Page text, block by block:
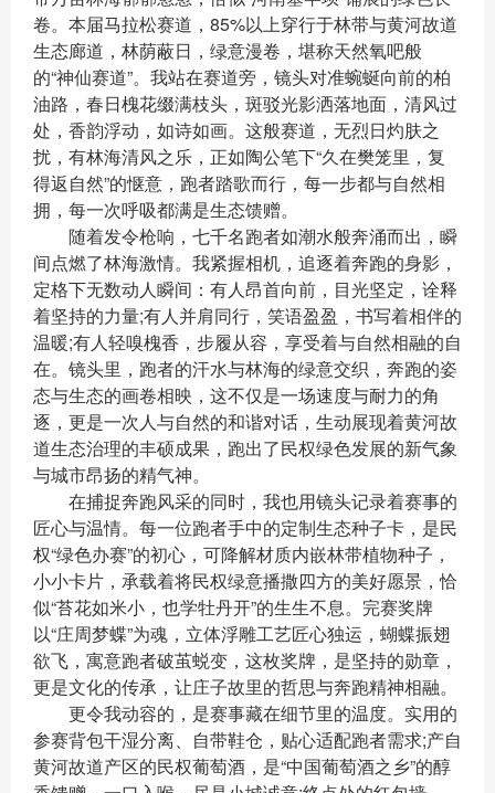
卷。本届马拉松赛道，85%以上穿行于林带与黄河故道
生态廊道，林荫蔽日，绿意漫卷，堪称天然氧吧般
的“神仙赛道”。我站在赛道旁，镜头对准蜿蜒向前的柏
油路，春日槐花缀满枝头，斑驳光影洒落地面，清风过
处，香韵浮动，如诗如画。这般赛道，无烈日灼肤之
扰，有林海清风之乐，正如陶公笔下“久在樊笼里，复
得返自然”的惬意，跑者踏歌而行，每一步都与自然相
拥，每一次呼吸都满是生态馈赠。
随着发令枪响，七千名跑者如潮水般奔涌而出，瞬
间点燃了林海激情。我紧握相机，追逐着奔跑的身影，
定格下无数动人瞬间：有人昂首向前，目光坚定，诠释
着坚持的力量;有人并肩同行，笑语盈盈，书写着相伴的
温暖;有人轻嗅槐香，步履从容，享受着与自然相融的自
在。镜头里，跑者的汗水与林海的绿意交织，奔跑的姿
态与生态的画卷相映，这不仅是一场速度与耐力的角
逐，更是一次人与自然的和谐对话，生动展现着黄河故
道生态治理的丰硕成果，跑出了民权绿色发展的新气象
与城市昂扬的精气神。
在捕捉奔跑风采的同时，我也用镜头记录着赛事的
匠心与温情。每一位跑者手中的定制生态种子卡，是民
权“绿色办赛”的初心，可降解材质内嵌林带植物种子，
小小卡片，承载着将民权绿意播撒四方的美好愿景，恰
似“苔花如米小，也学牡丹开”的生生不息。完赛奖牌
以“庄周梦蝶”为魂，立体浮雕工艺匠心独运，蝴蝶振翅
欲飞，寓意跑者破茧蜕变，这枚奖牌，是坚持的勋章，
更是文化的传承，让庄子故里的哲思与奔跑精神相融。
更令我动容的，是赛事藏在细节里的温度。实用的
参赛背包干湿分离、自带鞋仓，贴心适配跑者需求;产自
黄河故道产区的民权葡萄酒，是“中国葡萄酒之乡”的醇